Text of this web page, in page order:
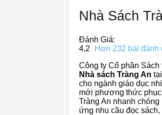
Nhà Sách
Đánh Giá:
4,2
Hơn 232 bài đánh
Công ty Cổ phần
Nhà sách Tràng An
cho ngành giáo dục
mới phương thức
Tràng An nhanh
ứng nhu cầu đọc